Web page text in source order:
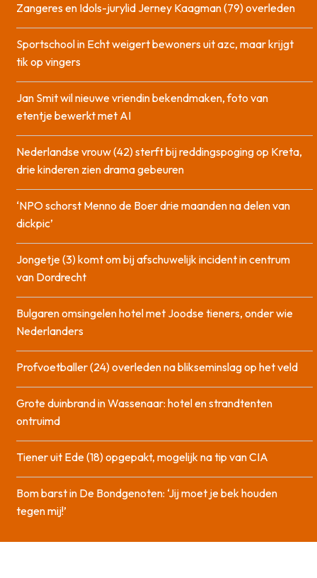
Zangeres en Idols-jurylid Jerney Kaagman (79) overleden
Sportschool in Echt weigert bewoners uit azc, maar krijgt
tik op vingers
Jan Smit wil nieuwe vriendin bekendmaken, foto van
etentje bewerkt met AI
Nederlandse vrouw (42) sterft bij reddingspoging op Kreta,
drie kinderen zien drama gebeuren
‘NPO schorst Menno de Boer drie maanden na delen van
dickpic’
Jongetje (3) komt om bij afschuwelijk incident in centrum
van Dordrecht
Bulgaren omsingelen hotel met Joodse tieners, onder wie
Nederlanders
Profvoetballer (24) overleden na blikseminslag op het veld
Grote duinbrand in Wassenaar: hotel en strandtenten
ontruimd
Tiener uit Ede (18) opgepakt, mogelijk na tip van CIA
Bom barst in De Bondgenoten: ‘Jij moet je bek houden
tegen mij!’